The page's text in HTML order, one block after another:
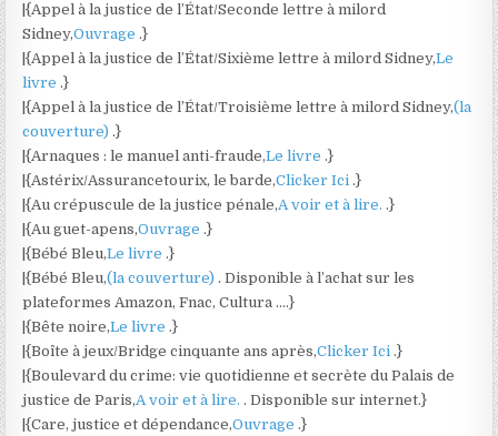
|{Appel à la justice de l’État/Seconde lettre à milord
Sidney,Ouvrage.}
|{Appel à la justice de l’État/Sixième lettre à milord Sidney,Le
livre.}
|{Appel à la justice de l’État/Troisième lettre à milord Sidney,(la
couverture).}
|{Arnaques : le manuel anti-fraude,Le livre.}
|{Astérix/Assurancetourix, le barde,Clicker Ici.}
|{Au crépuscule de la justice pénale,A voir et à lire..}
|{Au guet-apens,Ouvrage.}
|{Bébé Bleu,Le livre.}
|{Bébé Bleu,(la couverture). Disponible à l’achat sur les
plateformes Amazon, Fnac, Cultura ….}
|{Bête noire,Le livre.}
|{Boîte à jeux/Bridge cinquante ans après,Clicker Ici.}
|{Boulevard du crime: vie quotidienne et secrète du Palais de
justice de Paris,A voir et à lire.. Disponible sur internet.}
|{Care, justice et dépendance,Ouvrage.}